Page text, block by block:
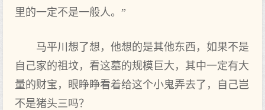
里的一定不是一般人。”
马平川想了想，他想的是其他东西，如果不是
自己家的祖坟，看这墓的规模巨大，其中一定有大
量的财宝，眼睁睁看着给这个小鬼弄去了，自己岂
不是猪头三吗？